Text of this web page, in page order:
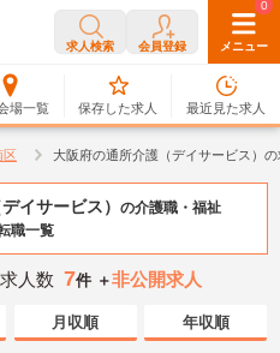
求人検索 会員登録 メニュー
場一覧
0
保存した求人
0
最近見た求人
区 大阪府の通所介護（デイサービス）
イサービス） の介護職・福祉
職一覧
人数 7件 ＋非公開求人
月収順 年収順